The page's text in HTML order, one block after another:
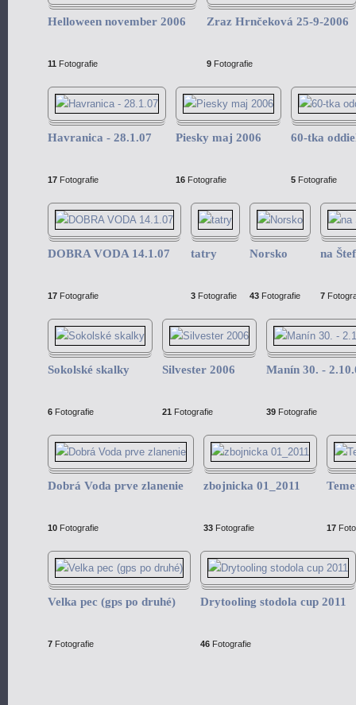
Helloween november 2006
11 Fotografie
Zraz Hrnčeková 25-9-2006
9 Fotografie
Havranica - 28.1.07
17 Fotografie
Piesky maj 2006
16 Fotografie
60-tka
5 Fotografie
DOBRA VODA 14.1.07
17 Fotografie
tatry
3 Fotografie
Norsko
43 Fotografie
na
7
Sokolské skalky
6 Fotografie
Silvester 2006
21 Fotografie
Manín 30. -
39 Fotografie
Dobrá Voda prve zlanenie
10 Fotografie
zbojnicka 01_2011
33 Fotografie 17
Velka pec (gps po druhé)
7 Fotografie
Drytooling stodola cup 2011
46 Fotografie